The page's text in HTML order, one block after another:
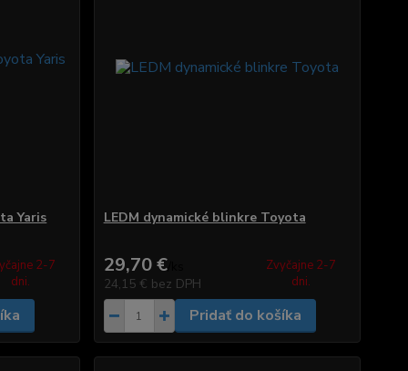
Yaris
2-7
dni.
LEDM dynamické blinkre Toyota
29,70 €/
24,15 € bez DPH
Zvyčajne 2-7
dni.
Pridať do košíka